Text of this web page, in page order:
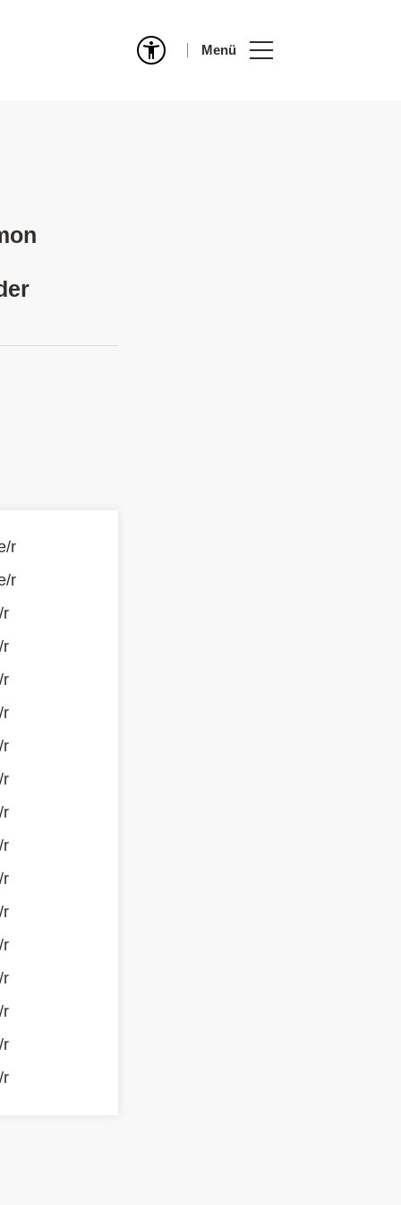
Menü
r
r
r
r
r
r
r
r
r
r
r
r
r
r
r
r
r